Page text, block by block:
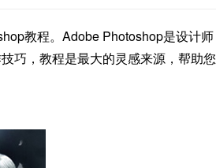
教程。 Adobe Photoshop是设计师
巧，教程是最大的灵感来源，帮助您